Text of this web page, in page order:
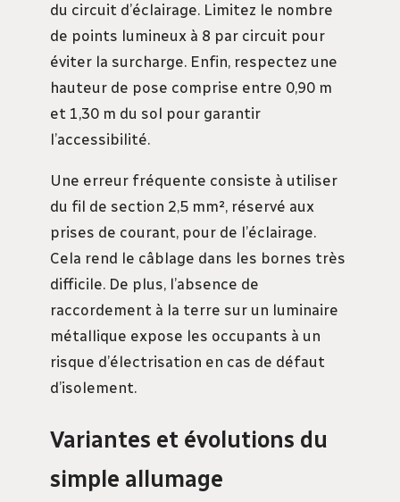
du circuit d’éclairage. Limitez le nombre
de points lumineux à 8 par circuit pour
éviter la surcharge. Enfin, respectez une
hauteur de pose comprise entre 0,90 m
et 1,30 m du sol pour garantir
l’accessibilité.
Une erreur fréquente consiste à utiliser
du fil de section 2,5 mm², réservé aux
prises de courant, pour de l’éclairage.
Cela rend le câblage dans les bornes très
difficile. De plus, l’absence de
raccordement à la terre sur un luminaire
métallique expose les occupants à un
risque d’électrisation en cas de défaut
d’isolement.
Variantes et évolutions du
simple allumage